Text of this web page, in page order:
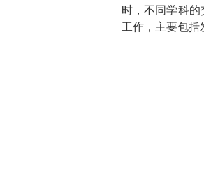
时，不同学科
工作，主要包括